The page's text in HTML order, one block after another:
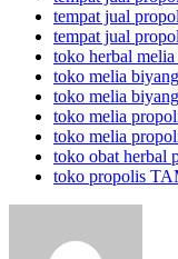
tempat jual
tempat jual
toko herbal
toko melia
toko melia
toko melia
toko melia
toko obat
toko propolis